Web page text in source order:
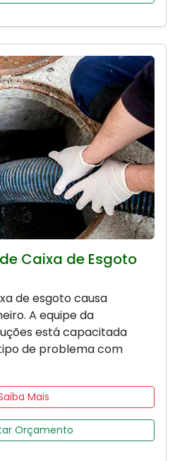
Caixa de Esgoto
de esgoto causa
A equipe da
está capacitada
de problema com
Mais
Orçamento